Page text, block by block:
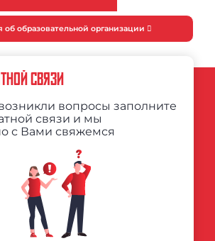
об образовательной организации
СВЯЗИ
вопросы заполните
связи и мы
с Вами свяжемся